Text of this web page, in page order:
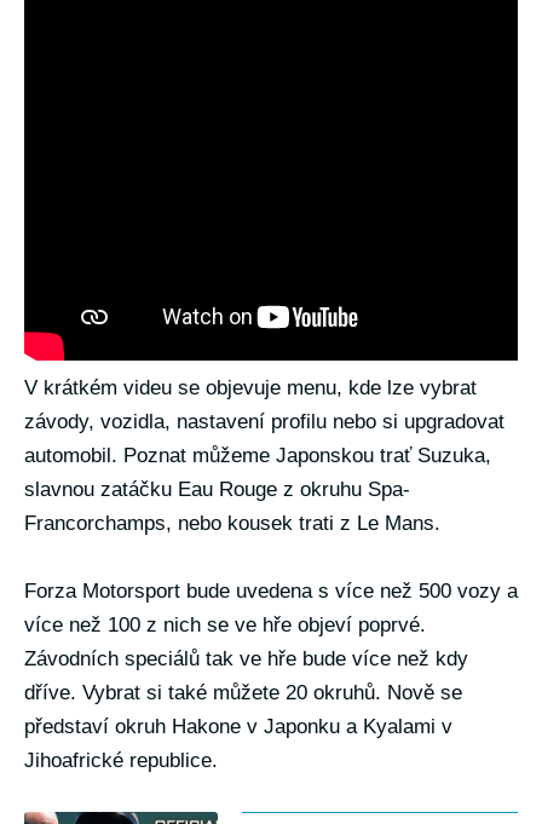
V krátkém videu se objevuje menu, kde lze vybrat
závody, vozidla, nastavení profilu nebo si upgradovat
automobil. Poznat můžeme Japonskou trať Suzuka,
slavnou zatáčku Eau Rouge z okruhu Spa-
Francorchamps, nebo kousek trati z Le Mans.
Forza Motorsport bude uvedena s více než 500 vozy a
více než 100 z nich se ve hře objeví poprvé.
Závodních speciálů tak ve hře bude více než kdy
dříve. Vybrat si také můžete 20 okruhů. Nově se
představí okruh Hakone v Japonku a Kyalami v
Jihoafrické republice.